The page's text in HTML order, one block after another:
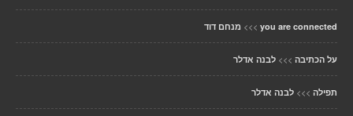
you are connected
>>> מנחם דוד
על הכתיבה >>> לבנה אדלר
תפילה >>> לבנה אדלר